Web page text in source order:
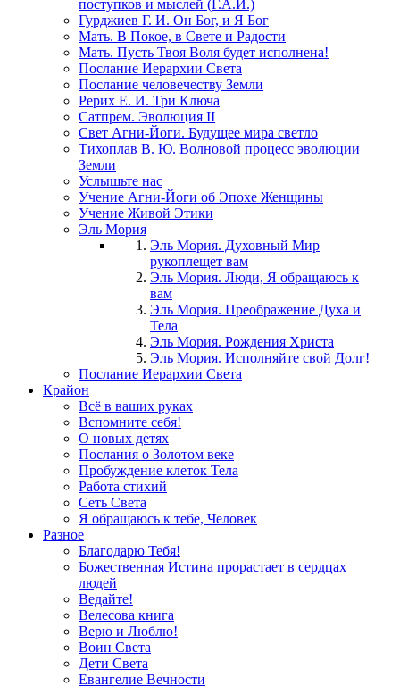
поступков и мыслей (Г.А.Й.)
Гурджиев Г. И. Он Бог, и Я Бог
Мать. В Покое, в Свете и Радости
Мать. Пусть Твоя Воля будет исполнена!
Послание Иерархии Света
Послание человечеству Земли
Рерих Е. И. Три Ключа
Сатпрем. Эволюция II
Свет Агни-Йоги. Будущее мира светло
Тихоплав В. Ю. Волновой процесс эволюции
Земли
Услышьте нас
Учение Агни-Йоги об Эпохе Женщины
Учение Живой Этики
Эль Мория
Эль Мория. Духовный Мир
рукоплещет вам
Эль Мория. Люди, Я обращаюсь к
вам
Эль Мория. Преображение Духа и
Тела
Эль Мория. Рождения Христа
Эль Мория. Исполняйте свой Долг!
Послание Иерархии Света
Крайон
Всё в ваших руках
Вспомните себя!
О новых детях
Послания о Золотом веке
Пробуждение клеток Тела
Работа стихий
Сеть Света
Я обращаюсь к тебе, Человек
Разное
Благодарю Тебя!
Божественная Истина прорастает в сердцах
людей
Ведайте!
Велесова книга
Верю и Люблю!
Воин Света
Дети Света
Евангелие Вечности